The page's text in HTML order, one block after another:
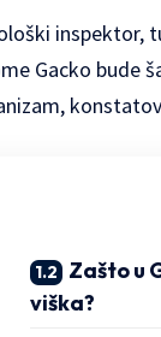
inspektor,
Gacko bude
Zašto u
viška?